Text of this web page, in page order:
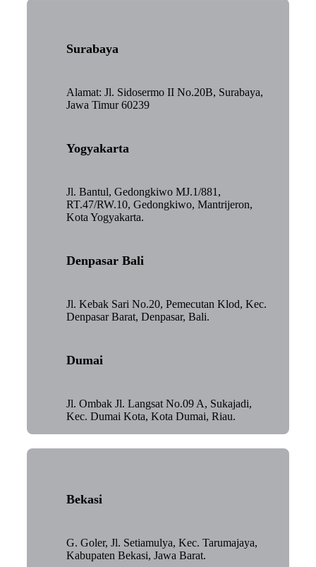
Surabaya
Alamat: Jl. Sidosermo II No.20B, Surabaya,
Jawa Timur 60239
Yogyakarta
Jl. Bantul, Gedongkiwo MJ.1/881,
RT.47/RW.10, Gedongkiwo, Mantrijeron,
Kota Yogyakarta.
Denpasar Bali
Jl. Kebak Sari No.20, Pemecutan Klod, Kec.
Denpasar Barat, Denpasar, Bali.
Dumai
Jl. Ombak Jl. Langsat No.09 A, Sukajadi,
Kec. Dumai Kota, Kota Dumai, Riau.
Bekasi
G. Goler, Jl. Setiamulya, Kec. Tarumajaya,
Kabupaten Bekasi, Jawa Barat.